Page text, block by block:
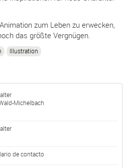
zum Leben zu erwecken,
das größte Vergnügen.
Illustration
Michelbach
de contacto